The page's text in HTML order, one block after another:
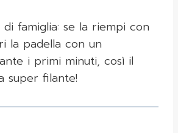
famiglia: se la riempi con
la padella con un
i primi minuti, così il
super filante!